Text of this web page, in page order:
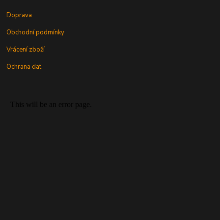
Doprava
Obchodní podmínky
Vrácení zboží
Ochrana dat